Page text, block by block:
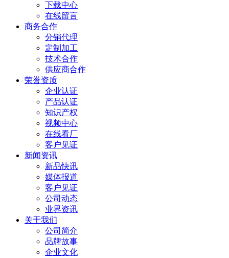
下载中心
在线留言
商务合作
分销代理
定制加工
技术合作
供应商合作
荣誉资质
企业认证
产品认证
知识产权
视频中心
在线看厂
客户见证
新闻资讯
新品快讯
媒体报道
客户见证
公司动态
业界资讯
关于我们
公司简介
品牌故事
企业文化